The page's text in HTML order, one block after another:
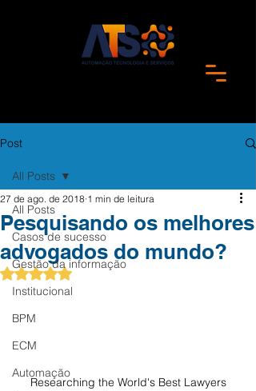
Post
All Posts
Casos de sucesso
Gestão da informação
Institucional
BPM
ECM
Automação
All Posts
Pesquisando os melhores
advogados do mundo?
27 de ago. de 2018 1 min de leitura
Avaliado com NaN de 5 estrelas.
Researching the World's Best Lawyers